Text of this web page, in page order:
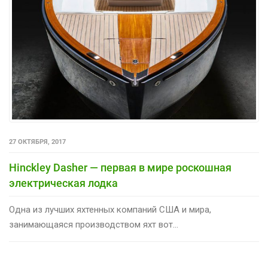
27 ОКТЯБРЯ, 2017
Hinckley Dasher — первая в мире роскошная
электрическая лодка
Одна из лучших яхтенных компаний США и мира,
занимающаяся производством яхт вот...